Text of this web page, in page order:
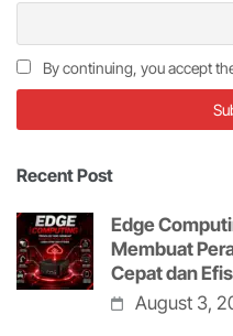
By continuing, you accept
Recent Post
Edge
Membuat
Cepat dan
August 3,